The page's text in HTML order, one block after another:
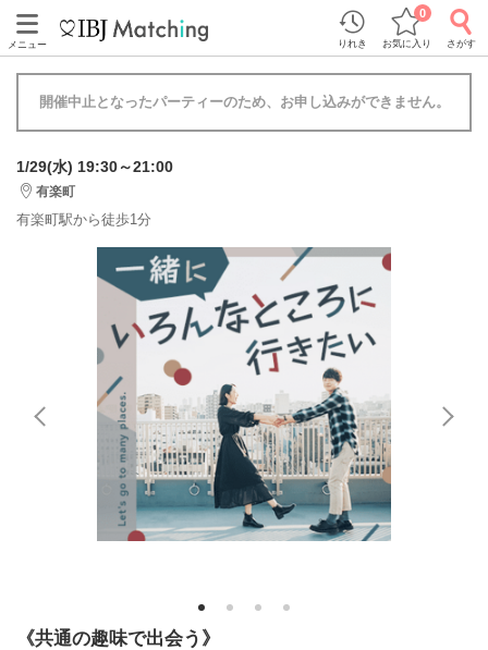
メニュー りれき お気に入り
0
さがす
開催中止となったパーティーのため、お申し込みができません。
1/29(水) 19:30～21:00
有楽町
有楽町駅から徒歩1分
1 2 3 4
《共通の趣味で出会う》